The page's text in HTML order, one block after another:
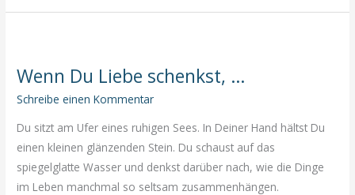
des
Wenn Du Liebe schenkst, …
Schreibe einen Kommentar
Du sitzt am Ufer eines ruhigen Sees. In Deiner Hand hältst Du
einen kleinen glänzenden Stein. Du schaust auf das
spiegelglatte Wasser und denkst darüber nach, wie die Dinge
im Leben manchmal so seltsam zusammenhängen.